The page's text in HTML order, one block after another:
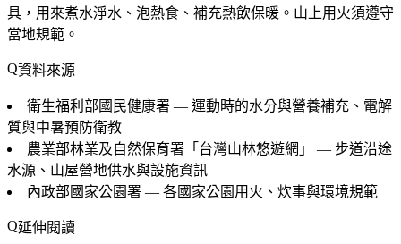
具，用來煮水淨水、泡熱食、補充熱飲保暖。山上用火須遵守
當地規範。
資料來源
衛生福利部國民健康署 — 運動時的水分與營養補充、電解
質與中暑預防衛教
農業部林業及自然保育署「台灣山林悠遊網」 — 步道沿途
水源、山屋營地供水與設施資訊
內政部國家公園署 — 各國家公園用火、炊事與環境規範
延伸閱讀